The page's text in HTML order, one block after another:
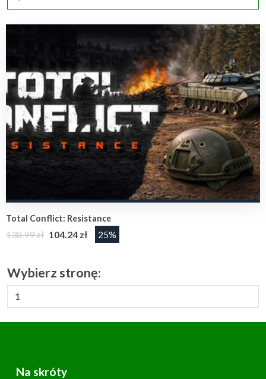
Total Conflict: Resistance
138.99 zł 104.24 zł 25%
Wybierz stronę:
Na skróty